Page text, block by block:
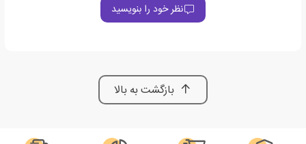
نظر خود را بنویسید
بازگشت به بالا